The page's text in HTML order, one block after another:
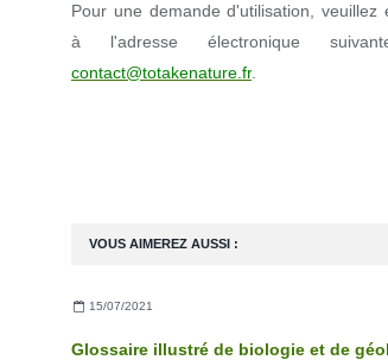
VOUS AIMEREZ AUSSI :
15/07/2021
Pour une demande d'utilisation, veuillez
à l'adresse électronique
contact@totakenature.fr